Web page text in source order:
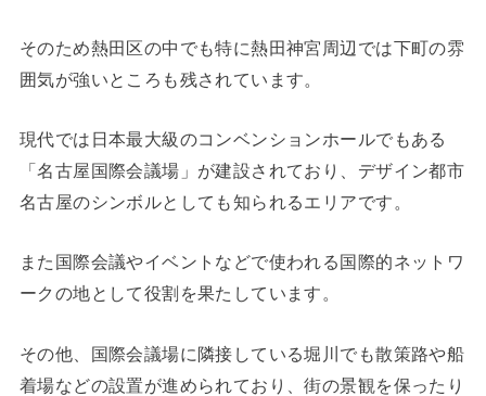
そのため熱田区の中でも特に熱田神宮周辺では下町の雰
囲気が強いところも残されています。
現代では日本最大級のコンベンションホールでもある
「名古屋国際会議場」が建設されており、デザイン都市
名古屋のシンボルとしても知られるエリアです。
また国際会議やイベントなどで使われる国際的ネットワ
ークの地として役割を果たしています。
その他、国際会議場に隣接している堀川でも散策路や船
着場などの設置が進められており、街の景観を保ったり